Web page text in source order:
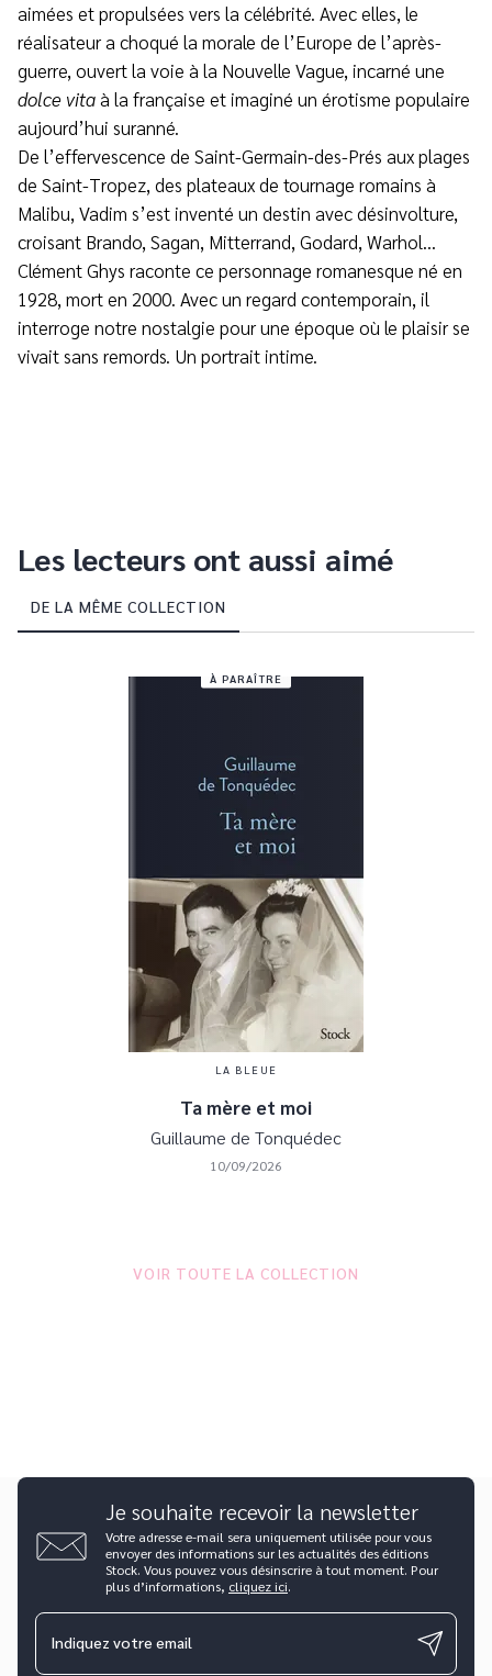
aimées et propulsées vers la célébrité. Avec elles, le
réalisateur a choqué la morale de l’Europe de l’après-
guerre, ouvert la voie à la Nouvelle Vague, incarné une
dolce vitaà la française et imaginé un érotisme populaire
aujourd’hui suranné.
De l’effervescence de Saint-Germain-des-Prés aux plages
de Saint-Tropez, des plateaux de tournage romains à
Malibu, Vadim s’est inventé un destin avec désinvolture,
croisant Brando, Sagan, Mitterrand, Godard, Warhol…
Clément Ghys raconte ce personnage romanesque né en
1928, mort en 2000. Avec un regard contemporain, il
interroge notre nostalgie pour une époque où le plaisir se
vivait sans remords. Un portrait intime.
Les lecteurs ont aussi aimé
DE LA MÊME COLLECTION
À PARAÎTRE
LA BLEUE
Ta mère et moi
Guillaume de Tonquédec
10/09/2026
VOIR TOUTE LA COLLECTION
Je souhaite recevoir la newsletter
Votre adresse e-mail sera uniquement utilisée pour vous
envoyer des informations sur les actualités des éditions
Stock. Vous pouvez vous désinscrire à tout moment. Pour
plus d’informations, cliquez ici.
Indiquez votre email